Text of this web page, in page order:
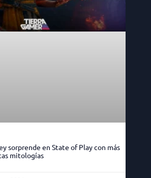
sorprende en State of Play con más
mitologías